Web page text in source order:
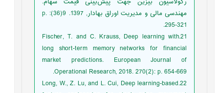
مهندسی مالی و مدیریت اوراق بهادار, 1397. 9(36): p.
295-321.
21.Fischer, T. and C. Krauss, Deep learning with
long short-term memory networks for financial
market predictions. European Journal of
Operational Research, 2018. 270(2): p. 654-669.
22.Long, W., Z. Lu, and L. Cui, Deep learning-based